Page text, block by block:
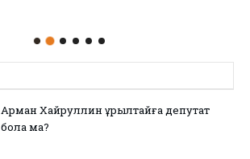
Арман Хайруллин Құрылтайға депутат
бола ма?